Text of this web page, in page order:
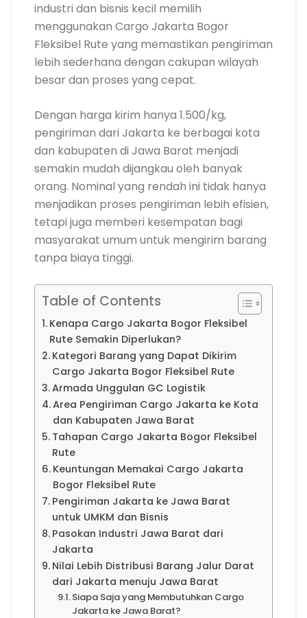
industri dan bisnis kecil memilih
menggunakan Cargo Jakarta Bogor
Fleksibel Rute yang memastikan pengiriman
lebih sederhana dengan cakupan wilayah
besar dan proses yang cepat.
Dengan harga kirim hanya 1.500/kg,
pengiriman dari Jakarta ke berbagai kota
dan kabupaten di Jawa Barat menjadi
semakin mudah dijangkau oleh banyak
orang. Nominal yang rendah ini tidak hanya
menjadikan proses pengiriman lebih efisien,
tetapi juga memberi kesempatan bagi
masyarakat umum untuk mengirim barang
tanpa biaya tinggi.
Table of Contents
Kenapa Cargo Jakarta Bogor Fleksibel
Rute Semakin Diperlukan?
Kategori Barang yang Dapat Dikirim
Cargo Jakarta Bogor Fleksibel Rute
Armada Unggulan GC Logistik
Area Pengiriman Cargo Jakarta ke Kota
dan Kabupaten Jawa Barat
Tahapan Cargo Jakarta Bogor Fleksibel
Rute
Keuntungan Memakai Cargo Jakarta
Bogor Fleksibel Rute
Pengiriman Jakarta ke Jawa Barat
untuk UMKM dan Bisnis
Pasokan Industri Jawa Barat dari
Jakarta
Nilai Lebih Distribusi Barang Jalur Darat
dari Jakarta menuju Jawa Barat
Siapa Saja yang Membutuhkan Cargo
Jakarta ke Jawa Barat?